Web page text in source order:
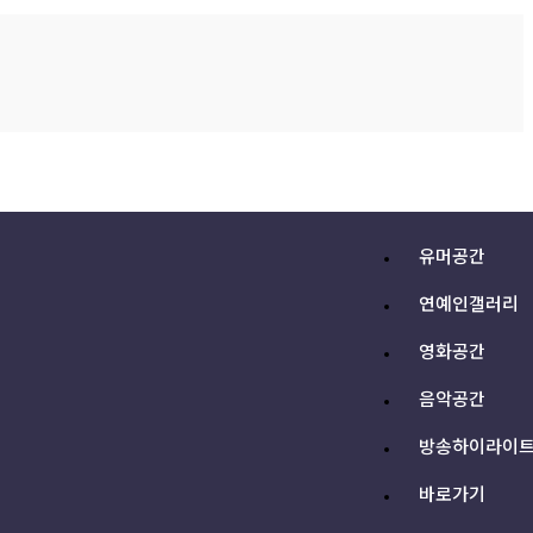
유머공간
연예인갤러리
영화공간
음악공간
방송하이라이
바로가기